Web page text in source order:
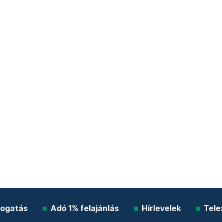
Adó 1% felajánlás Hírlevelek